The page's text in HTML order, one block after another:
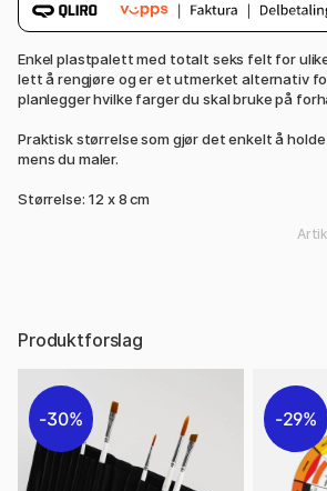
Enkel plastpalett med totalt seks felt for
lett å rengjøre og er et utmerket alternativ
planlegger hvilke farger du skal bruke på
Praktisk størrelse som gjør det enkelt å
mens du maler.
Størrelse: 12 x 8 cm
Produktforslag
30% 29%